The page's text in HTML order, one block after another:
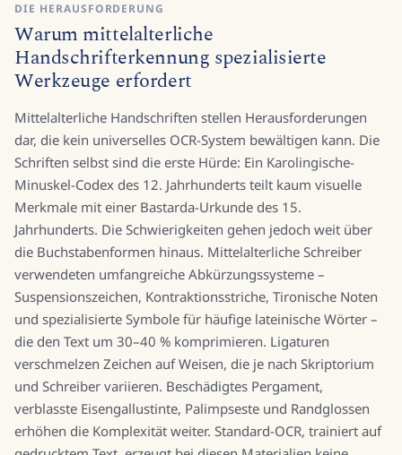
DIE HERAUSFORDERUNG
Warum mittelalterliche
Handschrifterkennung spezialisierte
Werkzeuge erfordert
Mittelalterliche Handschriften stellen Herausforderungen
dar, die kein universelles OCR-System bewältigen kann. Die
Schriften selbst sind die erste Hürde: Ein Karolingische-
Minuskel-Codex des 12. Jahrhunderts teilt kaum visuelle
Merkmale mit einer Bastarda-Urkunde des 15.
Jahrhunderts. Die Schwierigkeiten gehen jedoch weit über
die Buchstabenformen hinaus. Mittelalterliche Schreiber
verwendeten umfangreiche Abkürzungssysteme –
Suspensionszeichen, Kontraktionsstriche, Tironische Noten
und spezialisierte Symbole für häufige lateinische Wörter –
die den Text um 30–40 % komprimieren. Ligaturen
verschmelzen Zeichen auf Weisen, die je nach Skriptorium
und Schreiber variieren. Beschädigtes Pergament,
verblasste Eisengallustinte, Palimpseste und Randglossen
erhöhen die Komplexität weiter. Standard-OCR, trainiert auf